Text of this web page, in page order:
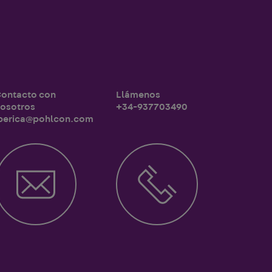
con
Llámenos
+34-937703490